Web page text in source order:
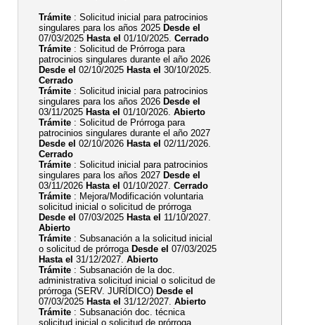
Trámite : Solicitud inicial para patrocinios
singulares para los años 2025 Desde el
07/03/2025 Hasta el 01/10/2025. Cerrado
Trámite : Solicitud de Prórroga para
patrocinios singulares durante el año 2026
Desde el 02/10/2025 Hasta el 30/10/2025.
Cerrado
Trámite : Solicitud inicial para patrocinios
singulares para los años 2026 Desde el
03/11/2025 Hasta el 01/10/2026. Abierto
Trámite : Solicitud de Prórroga para
patrocinios singulares durante el año 2027
Desde el 02/10/2026 Hasta el 02/11/2026.
Cerrado
Trámite : Solicitud inicial para patrocinios
singulares para los años 2027 Desde el
03/11/2026 Hasta el 01/10/2027. Cerrado
Trámite : Mejora/Modificación voluntaria
solicitud inicial o solicitud de prórroga
Desde el 07/03/2025 Hasta el 11/10/2027.
Abierto
Trámite : Subsanación a la solicitud inicial
o solicitud de prórroga Desde el 07/03/2025
Hasta el 31/12/2027. Abierto
Trámite : Subsanación de la doc.
administrativa solicitud inicial o solicitud de
prórroga (SERV. JURÍDICO) Desde el
07/03/2025 Hasta el 31/12/2027. Abierto
Trámite : Subsanación doc. técnica
solicitud inicial o solicitud de prórroga